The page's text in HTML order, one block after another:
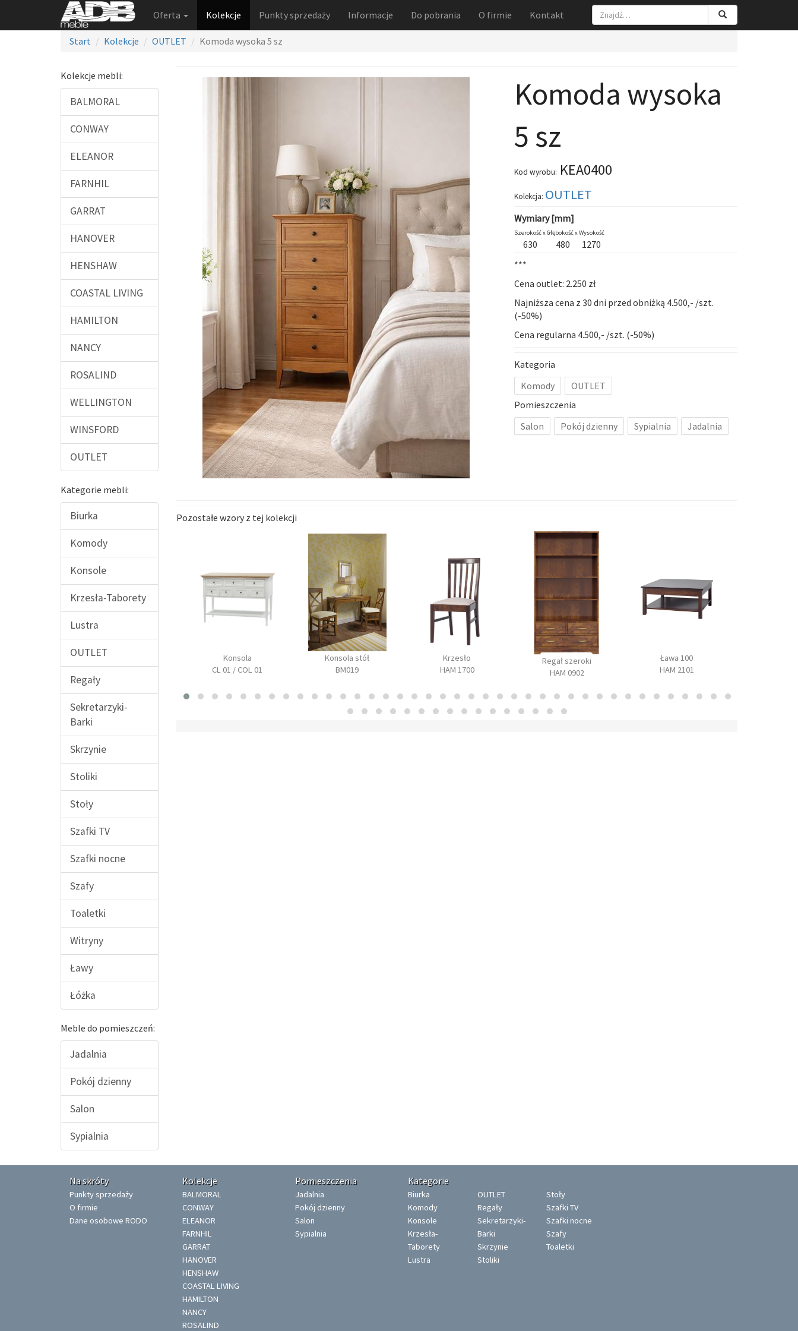
Oferta Kolekcje Punkty sprzedaży Informacje Do pobrania O firmie Kontakt
Start Kolekcje OUTLET Komoda wysoka 5 sz
Kolekcje mebli:
BALMORAL
CONWAY
ELEANOR
FARNHIL
GARRAT
HANOVER
HENSHAW
COASTAL LIVING
HAMILTON
NANCY
ROSALIND
WELLINGTON
WINSFORD
OUTLET
Kategorie mebli:
Biurka
Komody
Konsole
Krzesła-Taborety
Lustra
OUTLET
Regały
Sekretarzyki-
Barki
Skrzynie
Stoliki
Stoły
Szafki TV
Szafki nocne
Szafy
Toaletki
Witryny
Ławy
Łóżka
Meble do pomieszczeń:
Jadalnia
Pokój dzienny
Salon
Sypialnia
Komoda wysoka
5 sz
Kod wyrobu: KEA0400
Kolekcja: OUTLET
Wymiary [mm]
Szerokość xGłębokość xWysokość
630 480
1270
***
Cena outlet: 2.250 zł
Najniższa cena z 30 dni przed obniżką 4.500,- /szt.
(-50%)
Cena regularna 4.500,- /szt. (-50%)
Kategoria
Komody
OUTLET
Pomieszczenia
Salon
Pokój dzienny Sypialnia Jadalnia
Pozostałe wzory z tej kolekcji
Stół prostokątny
rozkładany
CL 14 / COL 14
Konsola
CL 01 / COL 01
Konsola stół
BM019
Krzesło
HAM 1700
Regał szeroki
HAM 0902
Ława 100
HAM 2101
Na skróty
Punkty sprzedaży
O firmie
Dane osobowe RODO
Kolekcje
BALMORAL
CONWAY
ELEANOR
FARNHIL
GARRAT
HANOVER
HENSHAW
COASTAL LIVING
HAMILTON
NANCY
ROSALIND
Pomieszczenia
Jadalnia
Pokój dzienny
Salon
Sypialnia
Kategorie
Biurka
Komody
Konsole
Krzesła-
Taborety
Lustra
OUTLET
Regały
Sekretarzyki-
Barki
Skrzynie
Stoliki
Stoły
Szafki TV
Szafki nocne
Szafy
Toaletki